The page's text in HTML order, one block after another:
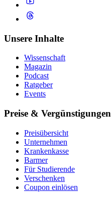
Unsere Inhalte
Wissenschaft
Magazin
Podcast
Ratgeber
Events
Preise & Vergünstigungen
Preisübersicht
Unternehmen
Krankenkasse
Barmer
Für Studierende
Ver­schen­ken
Coupon einlösen